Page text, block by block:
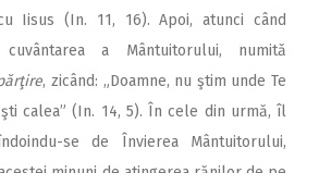
Iisus (In. 11, 16). Apoi, atunci când
a Mântuitorului, numită
, zicând: „Doamne, nu ştim unde Te
calea” (In. 14, 5). În cele din urmă, îl
se de Învierea Mântuitorului,